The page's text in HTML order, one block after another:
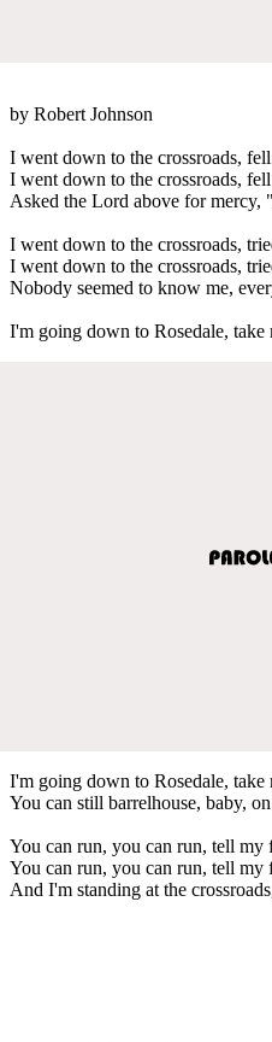
by Robert Johnson
I went down to the crossroads,
I went down to the crossroads,
Asked the Lord above for mercy,
I went down to the crossroads,
I went down to the crossroads,
Nobody seemed to know me,
I'm going down to Rosedale,
I'm going down to Rosedale,
You can still barrelhouse, baby,
You can run, you can run, tell
You can run, you can run, tell
And I'm standing at the